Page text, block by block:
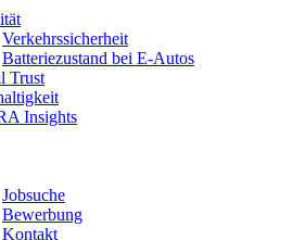
Verkehrssicherheit
Batteriezustand bei E-Autos
Trust
Insights
Jobsuche
Bewerbung
Kontakt